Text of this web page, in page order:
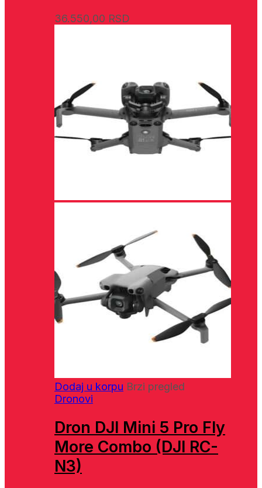
36.550,00 RSD
Dodaj u korpu Brzi pregled
Dronovi
Dron DJI Mini 5 Pro Fly
More Combo (DJI RC-
N3)